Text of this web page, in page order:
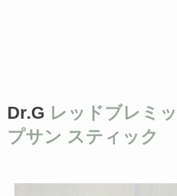
Dr.G レッドブレミ
プサン スティック